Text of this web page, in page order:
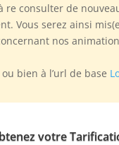
re consulter de
Vous serez ainsi
nos
ou bien à l’url de base
votre